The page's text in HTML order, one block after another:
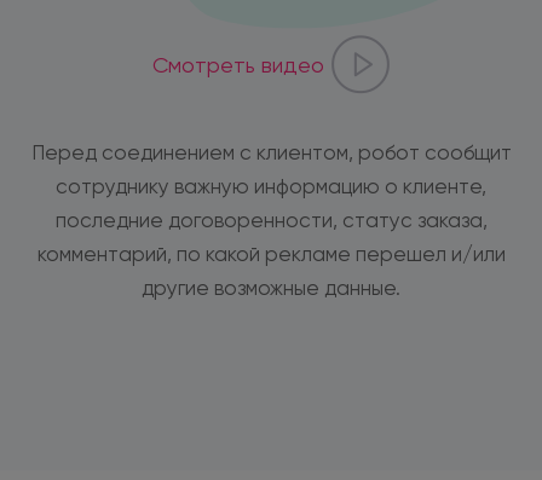
Смотреть видео
Перед соединением с клиентом, робот сообщит
сотруднику важную информацию о клиенте,
последние договоренности, статус заказа,
комментарий, по какой рекламе перешел и/или
другие возможные данные.